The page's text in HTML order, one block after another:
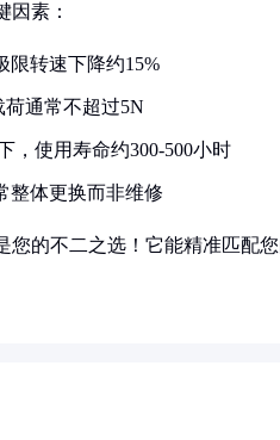
因素：
限转速下降约15%
荷通常不超过5N
，使用寿命约300-500小时
整体更换而非维修
您的不二之选！它能精准匹配